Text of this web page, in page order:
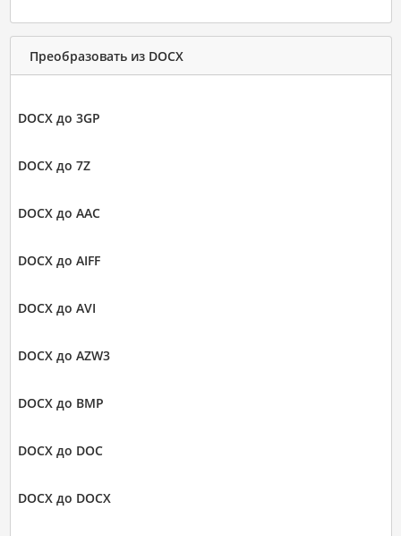
Преобразовать из DOCX
DOCX до 3GP
DOCX до 7Z
DOCX до AAC
DOCX до AIFF
DOCX до AVI
DOCX до AZW3
DOCX до BMP
DOCX до DOC
DOCX до DOCX